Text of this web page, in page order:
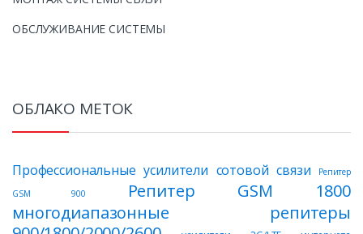
ОБСЛУЖИВАНИЕ СИСТЕМЫ
ОБЛАКО МЕТОК
Профессиональные усилители сотовой связи
Репитер
GSM 900
Репитер GSM 1800
многодиапазонные репитеры